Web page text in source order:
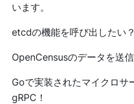
います。
etcdの機能を呼び出したい
OpenCensusのデータを送
Goで実装されたマイクロサ
gRPC！